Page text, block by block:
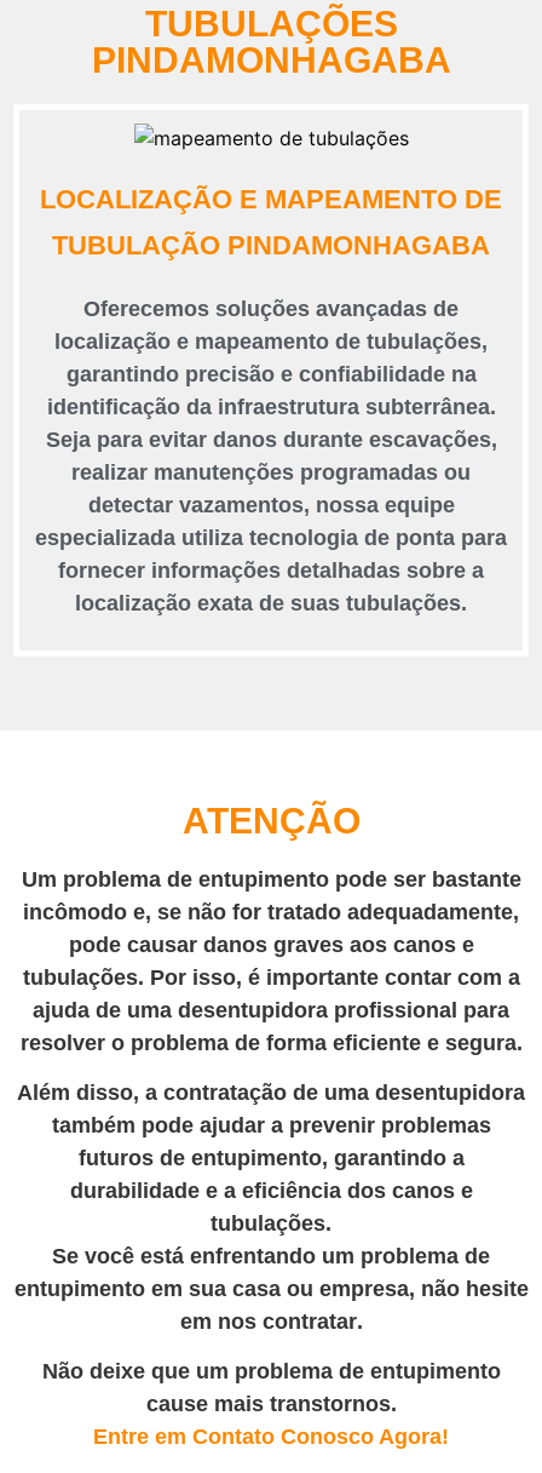
TUBULAÇÕES
PINDAMONHAGABA
LOCALIZAÇÃO E MAPEAMENTO DE
TUBULAÇÃO PINDAMONHAGABA
Oferecemos soluções avançadas de
localização e mapeamento de tubulações,
garantindo precisão e confiabilidade na
identificação da infraestrutura subterrânea.
Seja para evitar danos durante escavações,
realizar manutenções programadas ou
detectar vazamentos, nossa equipe
especializada utiliza tecnologia de ponta para
fornecer informações detalhadas sobre a
localização exata de suas tubulações.
ATENÇÃO
Um problema de entupimento pode ser bastante
incômodo e, se não for tratado adequadamente,
pode causar danos graves aos canos e
tubulações. Por isso, é importante contar com a
ajuda de uma desentupidora profissional para
resolver o problema de forma eficiente e segura.
Além disso, a contratação de uma desentupidora
também pode ajudar a prevenir problemas
futuros de entupimento, garantindo a
durabilidade e a eficiência dos canos e
tubulações.
Se você está enfrentando um problema de
entupimento em sua casa ou empresa, não hesite
em nos contratar.
Não deixe que um problema de entupimento
cause mais transtornos.
Entre em Contato Conosco Agora!